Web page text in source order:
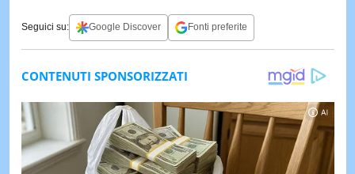
Seguici su: Google Discover Fonti preferite